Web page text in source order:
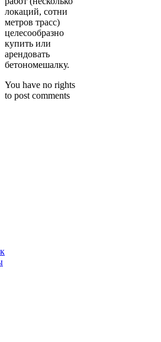
локаций, сотни
метров трасс)
целесообразно
купить или
арендовать
бетономешалку.
You have no rights
to post comments